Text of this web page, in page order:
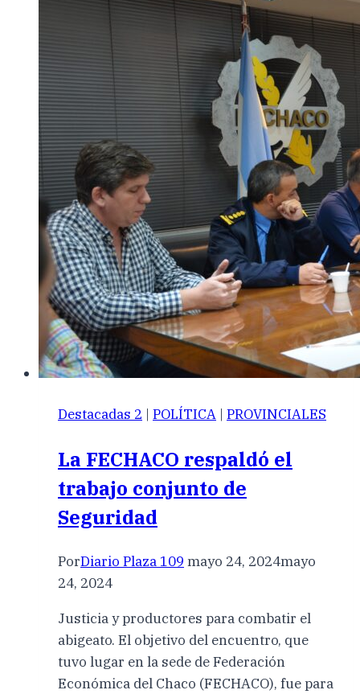
Destacadas 2 | POLÍTICA | PROVINCIALES
La FECHACO respaldó el
trabajo conjunto de
Seguridad
PorDiario Plaza 109 mayo 24, 2024mayo
24, 2024
Justicia y productores para combatir el
abigeato. El objetivo del encuentro, que
tuvo lugar en la sede de Federación
Económica del Chaco (FECHACO), fue para